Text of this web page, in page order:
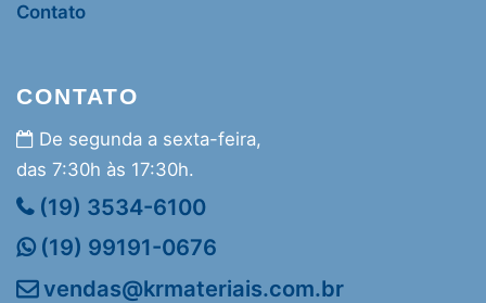
Contato
CONTATO
De segunda a sexta-feira,
das 7:30h às 17:30h.
(19) 3534-6100
(19) 99191-0676
vendas@krmateriais.com.br